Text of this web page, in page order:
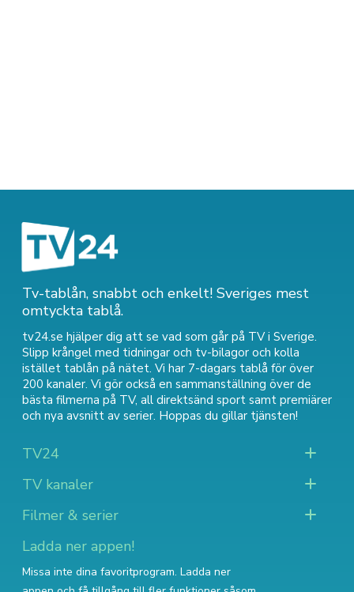
Tv-tablån, snabbt och enkelt! Sveriges mest
omtyckta tablå.
tv24.se hjälper dig att se vad som går på TV i Sverige.
Slipp krångel med tidningar och tv-bilagor och kolla
istället tablån på nätet. Vi har 7-dagars tablå för över
200 kanaler. Vi gör också en sammanställning över de
bästa filmerna på TV, all direktsänd sport samt premiärer
och nya avsnitt av serier. Hoppas du gillar tjänsten!
TV24
TV kanaler
Filmer & serier
Ladda ner appen!
Missa inte dina favoritprogram. Ladda ner